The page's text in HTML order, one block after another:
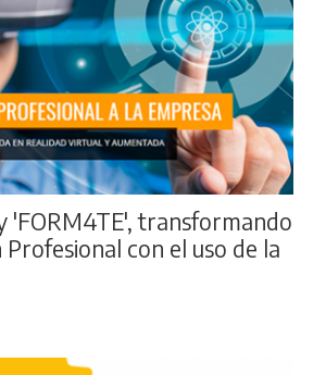
'FORM4TE', transformando
con el uso de la